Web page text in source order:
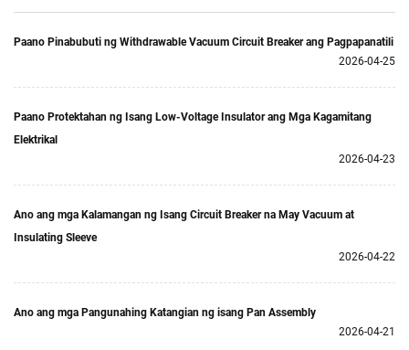
Paano Pinabubuti ng Withdrawable Vacuum Circuit Breaker ang Pagpapanatili
2026-04-25
Paano Protektahan ng Isang Low-Voltage Insulator ang Mga Kagamitang
Elektrikal
2026-04-23
Ano ang mga Kalamangan ng Isang Circuit Breaker na May Vacuum at
Insulating Sleeve
2026-04-22
Ano ang mga Pangunahing Katangian ng isang Pan Assembly
2026-04-21